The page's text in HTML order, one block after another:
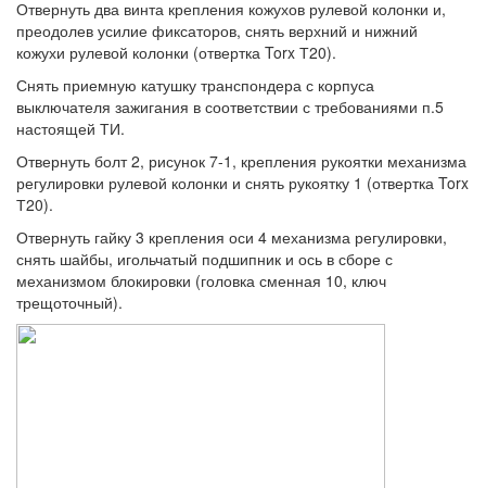
Отвернуть два винта крепления кожухов рулевой колонки и,
преодолев усилие фиксаторов, снять верхний и нижний
кожухи рулевой колонки (отвертка Torx Т20).
Снять приемную катушку транспондера с корпуса
выключателя зажигания в соответствии с требованиями п.5
настоящей ТИ.
Отвернуть болт 2, рисунок 7-1, крепления рукоятки механизма
регулировки рулевой колонки и снять рукоятку 1 (отвертка Torx
Т20).
Отвернуть гайку 3 крепления оси 4 механизма регулировки,
снять шайбы, игольчатый подшипник и ось в сборе с
механизмом блокировки (головка сменная 10, ключ
трещоточный).